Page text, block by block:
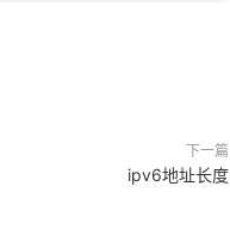
下一篇
ipv6地址长度